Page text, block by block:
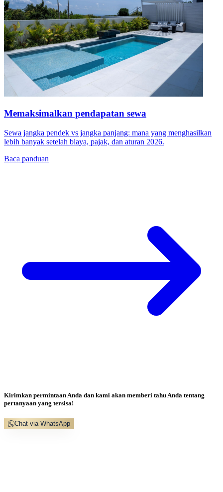
Memaksimalkan pendapatan sewa
Sewa jangka pendek vs jangka panjang: mana yang menghasilkan
lebih banyak setelah biaya, pajak, dan aturan 2026.
Baca panduan
Kirimkan permintaan Anda dan kami akan memberi tahu Anda tentang
pertanyaan yang tersisa!
Chat via WhatsApp